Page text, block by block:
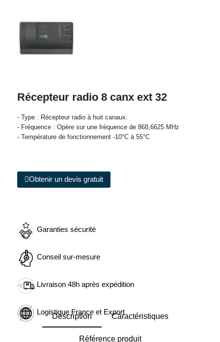
Récepteur radio 8 canx ext 32
- Type : Récepteur radio à huit canaux.
- Fréquence : Opère sur une fréquence de 868,6625 MHz
- Température de fonctionnement -10°C à 55°C
Obtenir un devis gratuit
Garanties sécurité
Conseil sur-mesure
Livraison 48h après expédition
Logistique France et Export
Description Caractéristiques
Référence produit